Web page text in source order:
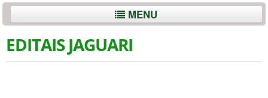
MENU
EDITAIS JAGUARI